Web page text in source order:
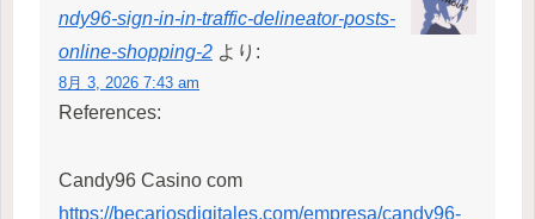
ndy96-sign-in-in-traffic-delineator-posts-
online-shopping-2 より:
8月 3, 2026 7:43 am
References:
Candy96 Casino com
https://becariosdigitales.com/empresa/candy96-